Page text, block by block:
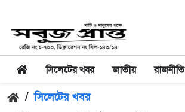
সিলেটের খবর জাতীয় রাজনীতি
/ সিলেটের খবর